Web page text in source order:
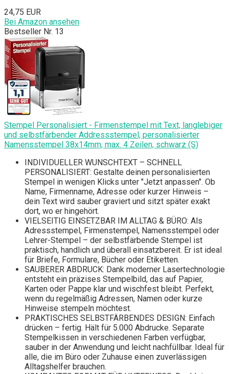
24,75 EUR
Bei Amazon ansehen
Bestseller Nr. 13
Stempel Personalisiert - Firmenstempel mit Text, langlebiger
und selbstfärbender Addressstempel, personalisierter
Namensstempel 38x14mm, max. 4 Zeilen, schwarz (S)
INDIVIDUELLER WUNSCHTEXT – SCHNELL
PERSONALISIERT: Gestalte deinen personalisierten
Stempel in wenigen Klicks unter "Jetzt anpassen". Ob
Name, Firmenname, Adresse oder kurzer Hinweis –
dein Text wird sauber graviert und sitzt später exakt
dort, wo er hingehört.
VIELSEITIG EINSETZBAR IM ALLTAG & BÜRO: Als
Adressstempel, Firmenstempel, Namensstempel oder
Lehrer-Stempel – der selbstfärbende Stempel ist
praktisch, handlich und überall einsatzbereit. Er ist ideal
für Briefe, Formulare, Bücher oder Etiketten.
SAUBERER ABDRUCK: Dank moderner Lasertechnologie
entsteht ein präzises Stempelbild, das auf Papier,
Karten oder Pappe klar und wischfest bleibt. Perfekt,
wenn du regelmäßig Adressen, Namen oder kurze
Hinweise stempeln möchtest.
PRAKTISCHES SELBSTFÄRBENDES DESIGN: Einfach
drücken – fertig. Hält für 5.000 Abdrucke. Separate
Stempelkissen in verschiedenen Farben verfügbar,
sauber in der Anwendung und leicht nachfüllbar. Ideal für
alle, die im Büro oder Zuhause einen zuverlässigen
Alltagshelfer brauchen.